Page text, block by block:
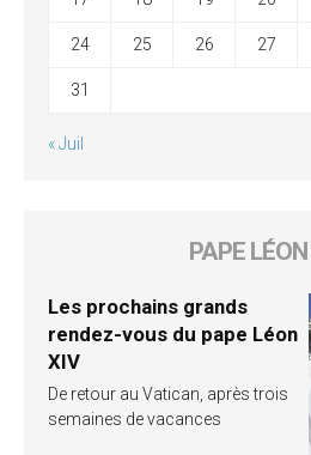
24 25 26 27
31
« Juil
PAPE
Les prochains grands
rendez-vous du pape Léon
XIV
De retour au Vatican, après trois
semaines de vacances